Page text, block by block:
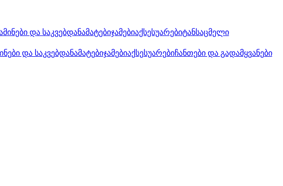
და საკვებდანამატებიჯამებიაქსესუარებიტანსაცმელი
და საკვებდანამატებიჯამებიაქსესუარებიჩანთები და გადამყვანები